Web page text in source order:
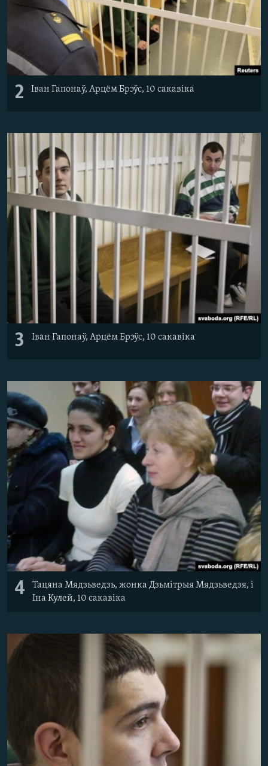
2 Іван Гапонаў, Арцём Брэўс, 10 сакавіка
3 Іван Гапонаў, Арцём Брэўс, 10 сакавіка
4
Тацяна Мядзьведзь, жонка Дзьмітрыя Мядзьведзя, і
Іна Кулей, 10 сакавіка